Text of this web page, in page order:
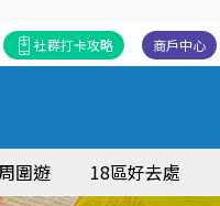
商戶中心
社群打卡攻略
圍遊 18區好去處